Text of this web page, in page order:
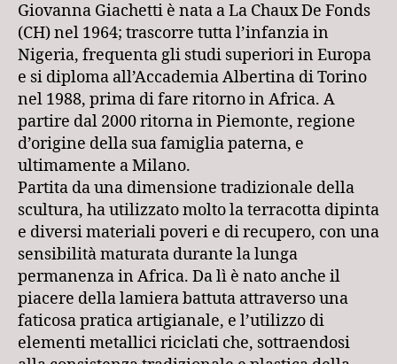
Giovanna Giachetti è nata a La Chaux De Fonds
(CH) nel 1964; trascorre tutta l’infanzia in
Nigeria, frequenta gli studi superiori in Europa
e si diploma all’Accademia Albertina di Torino
nel 1988, prima di fare ritorno in Africa. A
partire dal 2000 ritorna in Piemonte, regione
d’origine della sua famiglia paterna, e
ultimamente a Milano.
Partita da una dimensione tradizionale della
scultura, ha utilizzato molto la terracotta dipinta
e diversi materiali poveri e di recupero, con una
sensibilità maturata durante la lunga
permanenza in Africa. Da lì è nato anche il
piacere della lamiera battuta attraverso una
faticosa pratica artigianale, e l’utilizzo di
elementi metallici riciclati che, sottraendosi